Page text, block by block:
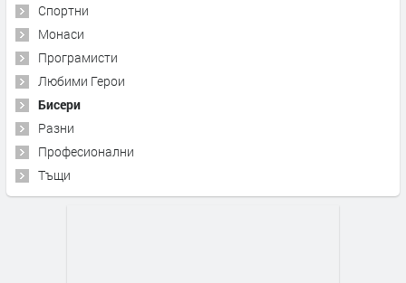
Спортни
Монаси
Програмисти
Любими Герои
Бисери
Разни
Професионални
Тъщи